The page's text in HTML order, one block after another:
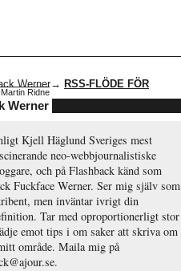
Martin Ridne
Werner
Kjell Häglund Sveriges mest
neo-webbjournalistiske
och på Flashback känd som
Fuckface Werner. Ser mig själv som
men inväntar ivrigt din
Tar med oproportionerligt stor
emot tips i om saker att skriva om
område. Maila mig på
→ RSS-FLÖDE FÖR